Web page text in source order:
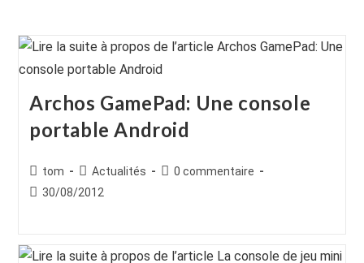
Archos GamePad: Une console
portable Android
Auteur/autrice
de
tom
Post
category:
Actualités
Commentaires
0 commentaire
Publication
30/08/2012